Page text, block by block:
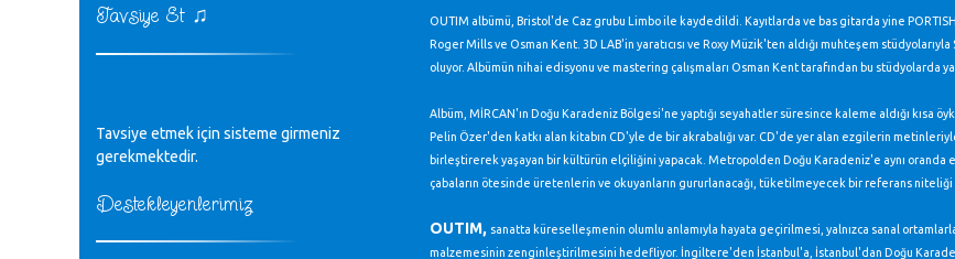
♪
Biliyorum Cüneyt bey, yazımda da
♪
sayın müfit bey bilgilerinizi kontrol
edi 6440 sayılı cso kurulrş kanununda
Tavsiye Et ♫
Tavsiye etmek için sisteme girmeniz
gerekmektedir.
Destekleyenlerimiz
OUTIM albümü, Bristol'de Caz grubu Limbo ile kaydedildi. Kayıtlarda ve bas gitarda yine
Roger Mills ve Osman Kent. 3D LAB'in yaratıcısı ve Roxy Müzik'ten aldığı muhteşem
oluyor. Albümün nihai edisyonu ve mastering çalışmaları Osman Kent tarafından bu stüdyolarda
Albüm, MİRCAN'ın Doğu Karadeniz Bölgesi'ne yaptığı seyahatler süresince kaleme aldığı kısa
Pelin Özer'den katkı alan kitabın CD'yle de bir akrabalığı var. CD'de yer alan ezgilerin
birleştirerek yaşayan bir kültürün elçiliğini yapacak. Metropolden Doğu Karadeniz'e aynı oranda
çabaların ötesinde üretenlerin ve okuyanların gururlanacağı, tüketilmeyecek bir referans niteliği
OUTIM, sanatta küreselleşmenin olumlu anlamıyla hayata geçirilmesi, yalnızca sanal
malzemesinin zenginleştirilmesini hedefliyor. İngiltere'den İstanbul'a, İstanbul'dan Doğu